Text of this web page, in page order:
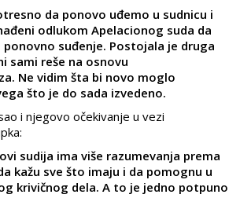
da ponovo uđemo u sudnicu i
odlukom Apelacionog suda da
suđenje. Postojala je druga
sami reše na osnovu
Ne vidim šta bi novo moglo
što je do sada izvedeno.
i njegovo očekivanje u vezi
sudija ima više razumevanja prema
kažu sve što imaju i da pomognu u
krivičnog dela. A to je jedno potpuno